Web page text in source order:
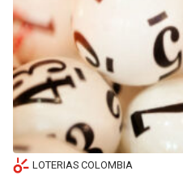
LOTERIAS COLOMBIA